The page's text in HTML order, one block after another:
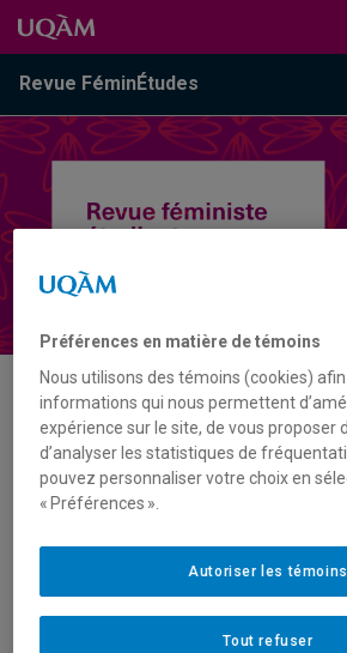
Passer au contenu
Accéder au menu principal
Accéder à la recherche
Passer au contenu
Accéder au menu principal
Revue FéminÉtudes
MOT-CLÉ
INSTALLATION
Publié le 23 mars 2019|
no. 1 - « Corps et résistances »)
Préférences en matière de témoins
Nous utilisons des témoins (cookies)
informations qui nous permettent
expérience sur le site, de vous proposer
d’analyser les statistiques de
pouvez personnaliser votre choix en
« Préférences ».
Tout refuser
Autoriser les témoins